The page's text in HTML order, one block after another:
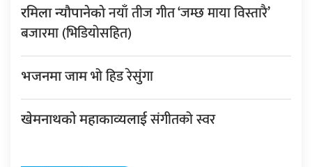
रमिला न्यौपानेकाेनयाँ तीज गीत ‘जम्छ माया विस्तारै’
बजारमा (भिडियाेसहित)
भजनमा जामभो हिड रेसुंगा
खेमनाथको महाकाव्यलाईसंगीतको स्वर